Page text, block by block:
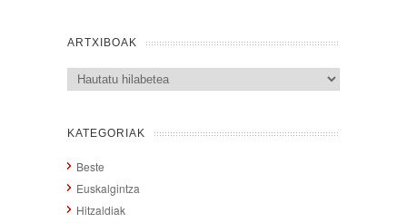
ARTXIBOAK
Artxiboak
KATEGORIAK
Beste
Euskalgintza
Hitzaldiak